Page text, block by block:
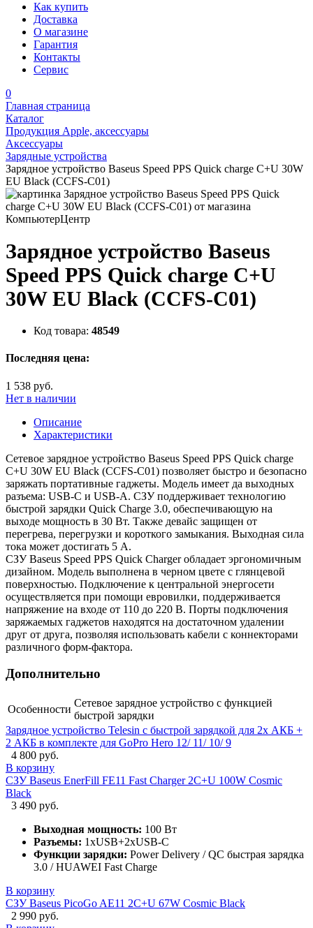
Как купить
Доставка
О магазине
Гарантия
Контакты
Сервис
0
Главная страница
Каталог
Продукция Apple, аксессуары
Аксессуары
Зарядные устройства
Зарядное устройство Baseus Speed PPS Quick charge C+U 30W
EU Black (CCFS-C01)
Зарядное устройство Baseus
Speed PPS Quick charge C+U
30W EU Black (CCFS-C01)
Код товара: 48549
Последняя цена:
1 538 руб.
Нет в наличии
Описание
Характеристики
Сетевое зарядное устройство Baseus Speed PPS Quick charge
C+U 30W EU Black (CCFS-C01) позволяет быстро и безопасно
заряжать портативные гаджеты. Модель имеет да выходных
разъема: USB-C и USB-A. СЗУ поддерживает технологию
быстрой зарядки Quick Charge 3.0, обеспечивающую на
выходе мощность в 30 Вт. Также девайс защищен от
перегрева, перегрузки и короткого замыкания. Выходная сила
тока может достигать 5 А.
СЗУ Baseus Speed PPS Quick Charger обладает эргономичным
дизайном. Модель выполнена в черном цвете с глянцевой
поверхностью. Подключение к центральной энергосети
осуществляется при помощи евровилки, поддерживается
напряжение на входе от 110 до 220 В. Порты подключения
заряжаемых гаджетов находятся на достаточном удалении
друг от друга, позволяя использовать кабели с коннекторами
различного форм-фактора.
Дополнительно
Особенности
Сетевое зарядное устройство с функцией
быстрой зарядки
Зарядное устройство Telesin с быстрой зарядкой для 2х АКБ +
2 АКБ в комплекте для GoPro Hero 12/ 11/ 10/ 9
4 800 руб.
В корзину
СЗУ Baseus EnerFill FE11 Fast Charger 2C+U 100W Cosmic
Black
3 490 руб.
Выходная мощность: 100 Вт
Разъемы: 1xUSB+2xUSB-C
Функции зарядки: Power Delivery / QC быстрая зарядка
3.0 / HUAWEI Fast Charge
В корзину
СЗУ Baseus PicoGo AE11 2C+U 67W Cosmic Black
2 990 руб.